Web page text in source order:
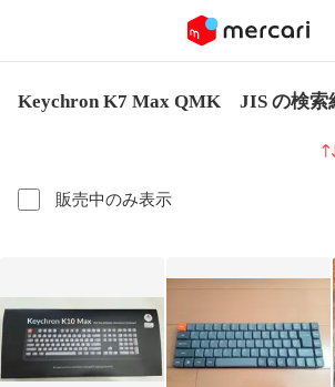
Keychron K7 Max QMK JIS の検索
販売中のみ表示